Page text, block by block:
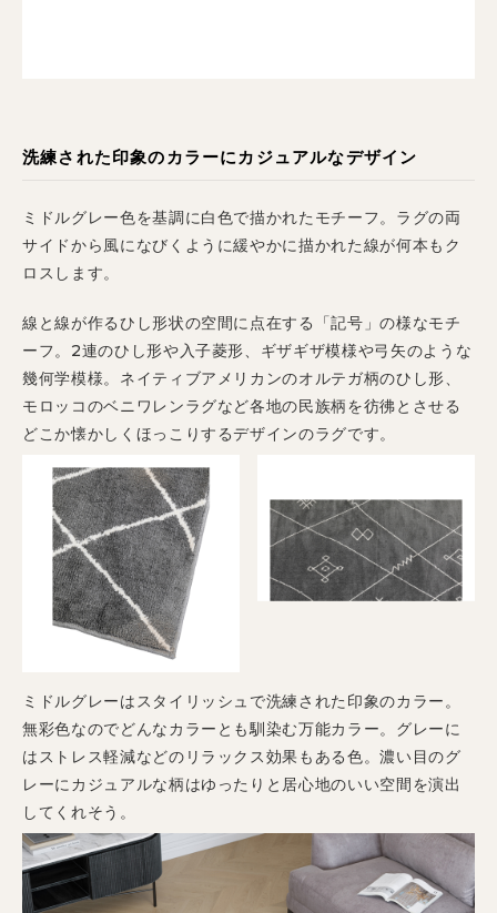
洗練された印象のカラーにカジュアルなデザイン
ミドルグレー色を基調に白色で描かれたモチーフ。ラグの両
サイドから風になびくように緩やかに描かれた線が何本もク
ロスします。
線と線が作るひし形状の空間に点在する「記号」の様なモチ
ーフ。2連のひし形や入子菱形、ギザギザ模様や弓矢のような
幾何学模様。ネイティブアメリカンのオルテガ柄のひし形、
モロッコのベニワレンラグなど各地の民族柄を彷彿とさせる
どこか懐かしくほっこりするデザインのラグです。
ミドルグレーはスタイリッシュで洗練された印象のカラー。
無彩色なのでどんなカラーとも馴染む万能カラー。グレーに
はストレス軽減などのリラックス効果もある色。濃い目のグ
レーにカジュアルな柄はゆったりと居心地のいい空間を演出
してくれそう。